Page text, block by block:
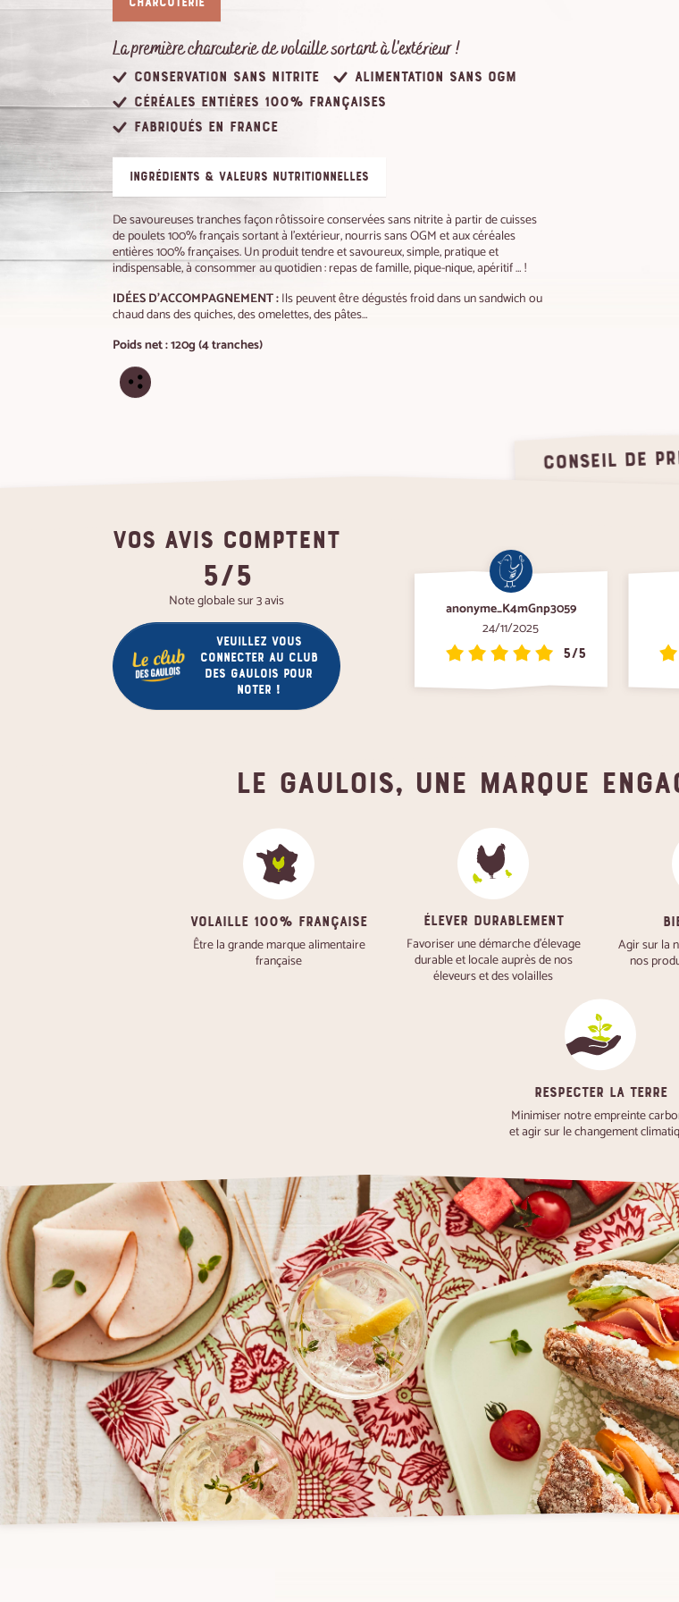
La première charcuterie de volaille sortant à l'extérieur !
Conservation sans nitrite
Alimentation sans OGM
Céréales entières 100% françaises
Fabriqués en France
ingrédients & valeurs nutritionnelles
De savoureuses tranches façon rôtissoire conservées sans nitrite à partir de cuisses
de poulets 100% français sortant à l'extérieur, nourris sans OGM et aux céréales
entières 100% françaises. Un produit tendre et savoureux, simple, pratique et
indispensable, à consommer au quotidien : repas de famille, pique-nique, apéritif … !
IDÉES D'ACCOMPAGNEMENT : Ils peuvent être dégustés froid dans un sandwich ou
chaud dans des quiches, des omelettes, des pâtes…
Poids net : 120g (4 tranches)
conseil de
VOS AVIS COMPTENT
5/5
Note globale sur 3 avis
Veuillez vous
connecter au club
des gaulois pour
noter !
anonyme_K4mGnp3059
24/11/2025
5/5
Le gaulois, une marque
VOLAILLE 100% FRANÇAISE
Être la grande marque alimentaire
française
ÉLEVER DURABLEMENT
Favoriser une démarche d'élevage
durable et locale auprès de nos
éleveurs et des volailles
Agir sur la
nos
RESPECTER LA TERRE
Minimiser notre empreinte
et agir sur le changement